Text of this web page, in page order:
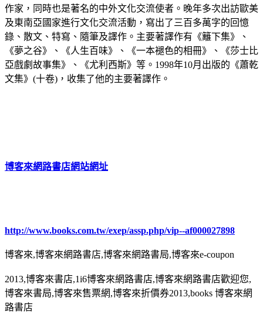
作家，同時也是著名的中外文化交流使者。晚年多次出訪歐美
及東南亞國家進行文化交流活動，寫出了三百多萬字的回憶
錄、散文、特寫、隨筆及譯作。主要著譯作有《籬下集》、
《夢之谷》、《人生百味》、《一本褪色的相冊》、《莎士比
亞戲劇故事集》、《尤利西斯》等。1998年10月出版的《蕭乾
文集》(十卷)，收集了他的主要著譯作。
博客來網路書店網站網址
http://www.books.com.tw/exep/assp.php/vip--af000027898
博客來,博客來網路書店,博客來網路書局,博客來e-coupon
2013,博客來書店,1i6博客來網路書店,博客來網路書店歡迎您,
博客來書局,博客來售票網,博客來折價券2013,books 博客來網
路書店